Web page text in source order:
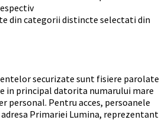
din categorii distincte selectati din
securizate sunt fisiere parolate
in principal datorita numarului mare
personal. Pentru acces, persoanele
Primariei Lumina, reprezentant